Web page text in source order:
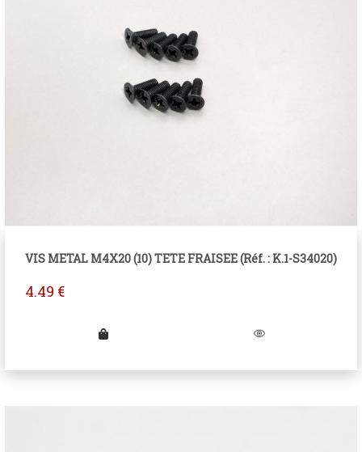
VIS METAL M4X20 (10) TETE FRAISEE (Réf. : K.1-S34020)
4.49 €